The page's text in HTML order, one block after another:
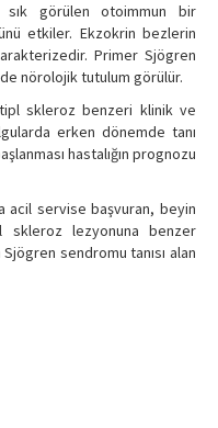
görülen otoimmun bir
etkiler. Ekzokrin bezlerin
Primer Sjögren
nörolojik tutulum görülür.
skleroz benzeri klinik ve
erken dönemde tanı
hastalığın prognozu
acil servise başvuran, beyin
skleroz lezyonuna benzer
sendromu tanısı alan